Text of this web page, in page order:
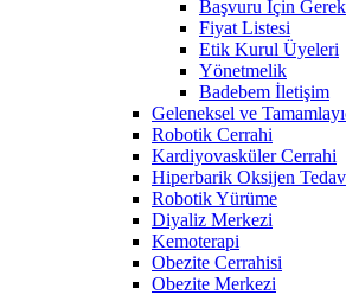
Başvuru İçin
Fiyat Listesi
Etik Kurul Üyeleri
Yönetmelik
Badebem İletişim
Geleneksel ve
Robotik Cerrahi
Kardiyovasküler Cerrahi
Hiperbarik Oksijen
Robotik Yürüme
Diyaliz Merkezi
Kemoterapi
Obezite Cerrahisi
Obezite Merkezi